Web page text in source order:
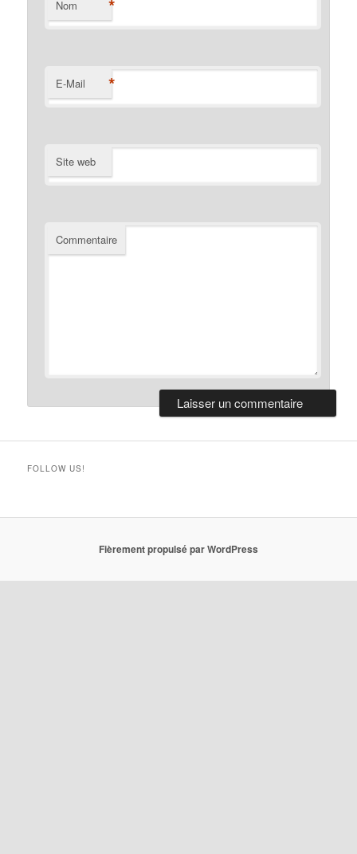
Nom *
E-Mail *
Site web
Commentaire
FOLLOW US!
Fièrement propulsé par WordPress